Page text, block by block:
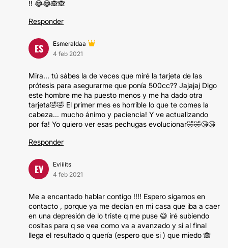
!! 😂😂🙈🙈
Responder
ES
Esmeraldaa
4 feb 2021
Mira... tú sábes la de veces que miré la tarjeta de las
prótesis para asegurarme que ponía 500cc?? Jajajaj Digo
este hombre me ha puesto menos y me ha dado otra
tarjeta🤣🤣 El primer mes es horrible lo que te comes la
cabeza... mucho ánimo y paciencia! Y ve actualizando
por fa! Yo quiero ver esas pechugas evolucionar🤣🤣😘😘
Responder
EV
Eviiiits
4 feb 2021
Me a encantado hablar contigo !!!! Espero sigamos en
contacto , porque ya me decían en mi casa que iba a caer
en una depresión de lo triste q me puse 😅 iré subiendo
cositas para q se vea como va a avanzado y si al final
llega el resultado q quería (espero que si ) que miedo 🙈